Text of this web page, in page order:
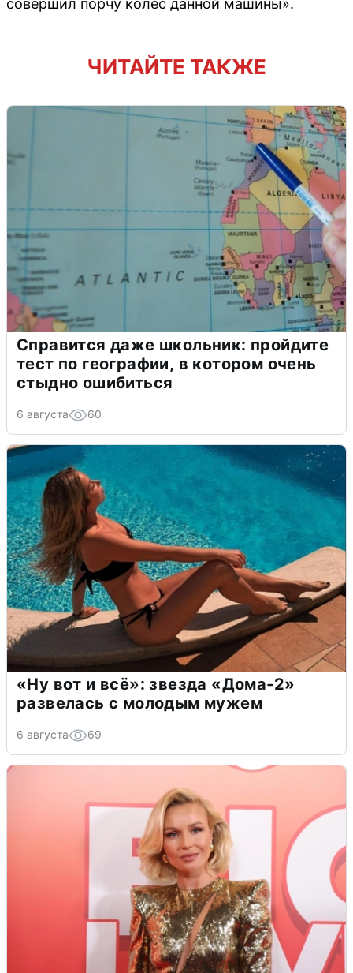
совершил порчу колес данной машины».
ЧИТАЙТЕ ТАКЖЕ
Справится даже школьник: пройдите
тест по географии, в котором очень
стыдно ошибиться
6 августа 60
«Ну вот и всё»: звезда «Дома-2»
развелась с молодым мужем
6 августа 69